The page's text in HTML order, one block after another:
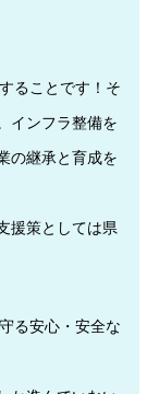
ることです！そ
インフラ整備を
の継承と育成を
援策としては県
る安心・安全な